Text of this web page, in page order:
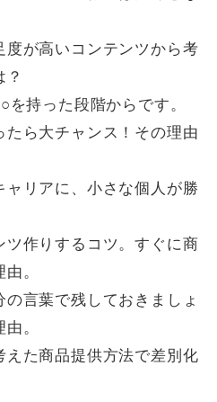
度が高いコンテンツから考
？
を持った段階からです。
たら大チャンス！その理由
ャリアに、小さな個人が勝
ツ作りするコツ。すぐに商
。
の言葉で残しておきましょ
。
えた商品提供方法で差別化